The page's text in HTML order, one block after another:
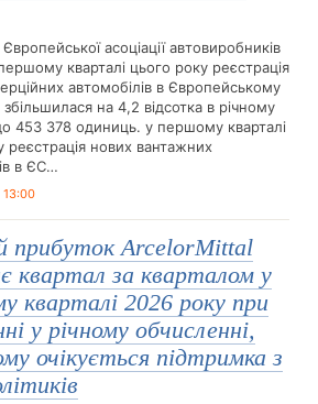
асоціації автовиробників
кварталі цього року реєстрація
автомобілів в Європейському
на 4,2 відсотка в річному
453 378 одиниць. у першому кварталі
реєстрація нових вантажних
в ЄС…
13:00
прибуток ArcelorMittal
квартал за кварталом у
кварталі 2026 року при
у річному обчисленні,
очікується підтримка з